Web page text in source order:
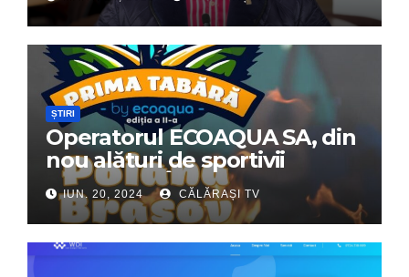
ȘTIRI
Operatorul ECOAQUA SA, din
nou alături de sportivii
călărășeni. Începe „Prima
Tabără”!
IUN. 20, 2024 CĂLĂRAȘI TV